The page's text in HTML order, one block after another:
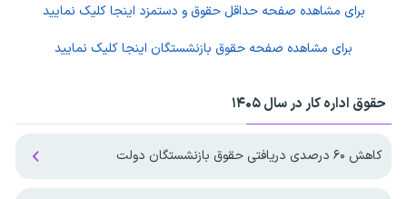
برای مشاهده صفحه حداقل حقوق و دستمزد اینجا کلیک نمایید
برای مشاهده صفحه حقوق بازنشستگان اینجا کلیک نمایید
حقوق اداره کار در سال ۱۴۰۵
کاهش ۶۰ درصدی دریافتی حقوق بازنشستگان دولت